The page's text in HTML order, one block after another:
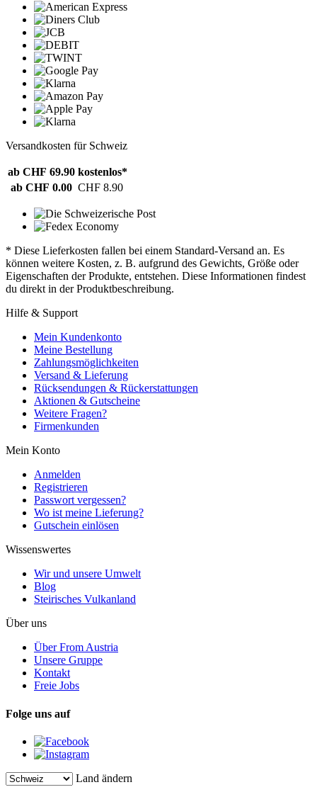
Versandkosten für Schweiz
ab CHF 69.90 kostenlos*
ab CHF 0.00 CHF 8.90
* Diese Lieferkosten fallen bei einem Standard-Versand an. Es
können weitere Kosten, z. B. aufgrund des Gewichts, Größe oder
Eigenschaften der Produkte, entstehen. Diese Informationen findest
du direkt in der Produktbeschreibung.
Hilfe & Support
Mein Kundenkonto
Meine Bestellung
Zahlungsmöglichkeiten
Versand & Lieferung
Rücksendungen & Rückerstattungen
Aktionen & Gutscheine
Weitere Fragen?
Firmenkunden
Mein Konto
Anmelden
Registrieren
Passwort vergessen?
Wo ist meine Lieferung?
Gutschein einlösen
Wissenswertes
Wir und unsere Umwelt
Blog
Steirisches Vulkanland
Über uns
Über From Austria
Unsere Gruppe
Kontakt
Freie Jobs
Folge uns auf
Land ändern